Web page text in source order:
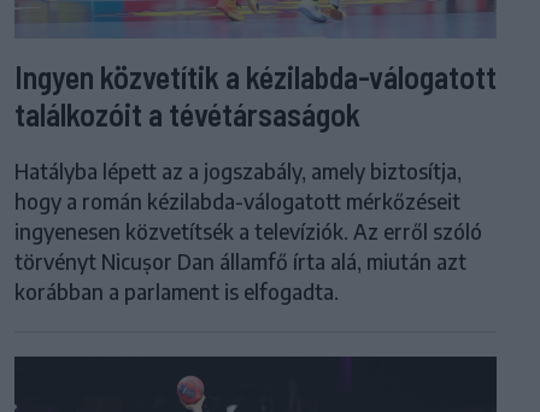
Ingyen közvetítik a kézilabda-válogatott
találkozóit a tévétársaságok
Hatályba lépett az a jogszabály, amely biztosítja,
hogy a román kézilabda-válogatott mérkőzéseit
ingyenesen közvetítsék a televíziók. Az erről szóló
törvényt Nicușor Dan államfő írta alá, miután azt
korábban a parlament is elfogadta.